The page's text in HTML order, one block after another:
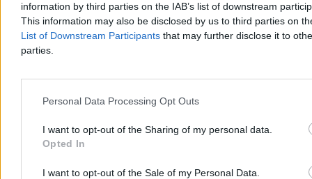
information by third parties on the IAB’s list of downstream
This information may also be disclosed by us to third parties on
List of Downstream Participants that may further disclose it to
parties.
Personal Data Processing Opt Outs
I want to opt-out of the Sharing of my personal data.
Opted In
I want to opt-out of the Sale of my Personal Data.
Bartosz Michalski
Wczoraj 10:26
3 min